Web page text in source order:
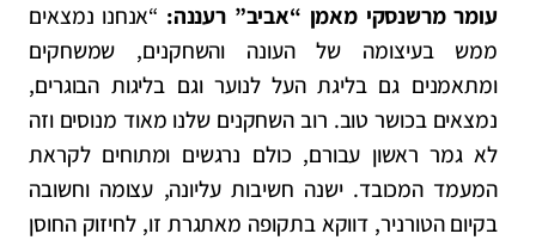
עומר מרשנסקי מאמן “אביב” רעננה: “אנחנו נמצאים
ממש בעיצומה של העונה והשחקנים, שמשחקים
ומתאמנים גם בליגת העל לנוער וגם בליגות הבוגרים,
נמצאים בכושר טוב. רוב השחקנים שלנו מאוד מנוסים וזה
לא גמר ראשון עבורם, כולם נרגשים ומתוחים לקראת
המעמד המכובד. ישנה חשיבות עליונה, עצומה וחשובה
בקיום הטורניר, דווקא בתקופה מאתגרת זו, לחיזוקהחוסן